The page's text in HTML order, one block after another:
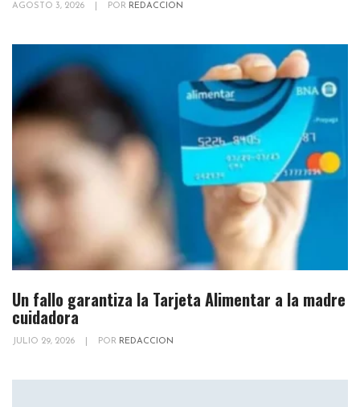
AGOSTO 3, 2026 POR REDACCION
Un fallo garantiza la Tarjeta Alimentar a la madre
cuidadora
JULIO 29, 2026 POR REDACCION